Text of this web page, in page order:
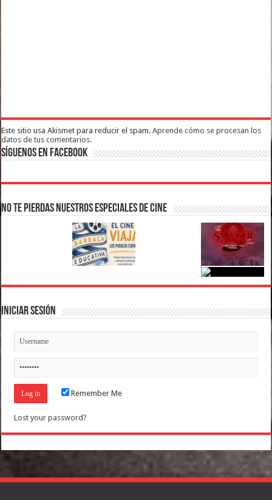
Este sitio usa Akismet para reducir el spam.Aprende cómo se procesan los
datos de tus comentarios.
Síguenos en Facebook
No te pierdas nuestros Especiales de Cine
Iniciar Sesión
Remember Me
Lost your password?